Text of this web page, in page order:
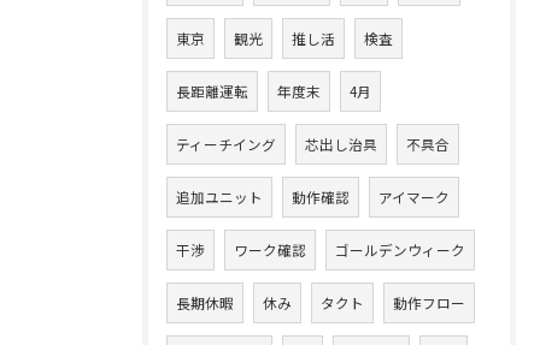
東京 観光 推し活 検査
長距離運転 年度末 4月
ティーチイング 芯出し治具 不具合
追加ユニット 動作確認 アイマーク
干渉 ワーク確認 ゴールデンウィーク
長期休暇 休み タクト 動作フロー